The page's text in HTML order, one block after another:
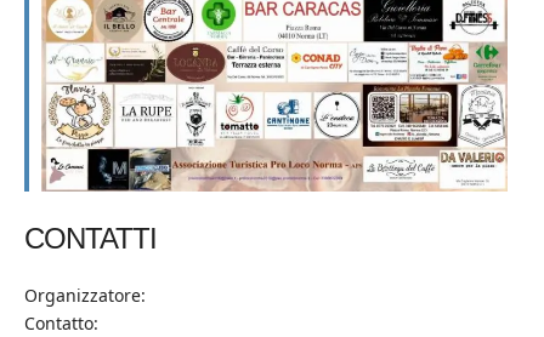
CONTATTI
Organizzatore:
Contatto: